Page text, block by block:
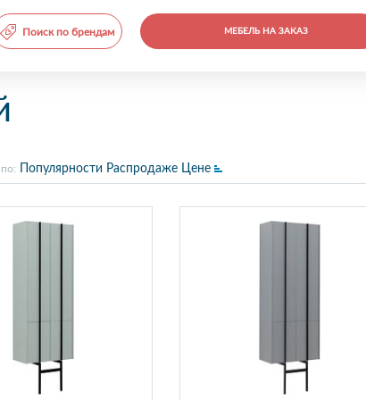
Поиск по брендам МЕБЕЛЬ НА ЗАКАЗ
Популярности Распродаже Цене